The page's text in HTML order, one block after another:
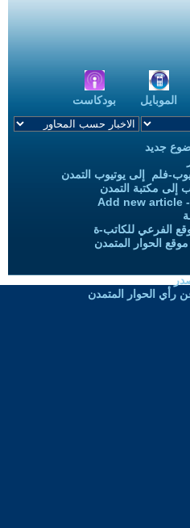
الموبايل بودكاست
جديد
فلم إلى يوتيوب التمدن
إلى مكتبة التمدن
Add new article
الفرعي للكاتب-ة
الحوار المتمدن
رأي الحوار المتمدن